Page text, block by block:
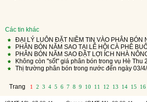
Các tin khác
ĐẠI LÝ LUÔN ĐẶT NIỀM TIN VÀO PHÂN BÓN
PHÂN BÓN NĂM SAO TẠI LỄ HỘI CÀ PHÊ
PHÂN BÓN NĂM SAO ĐẶT LỢI ÍCH NHÀ
Không còn "sốt" giá phân bón trong vụ Hè Thu
Thị trường phân bón trong nước đến ngày 03/
Trang 1 2 3 4 5 6 7 8 9 10 11 12 13 14 15 16